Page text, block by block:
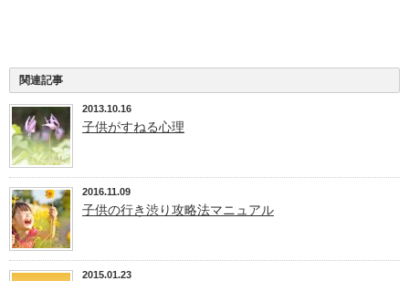
関連記事
2013.10.16
子供がすねる心理
2016.11.09
子供の行き渋り攻略法マニュアル
2015.01.23